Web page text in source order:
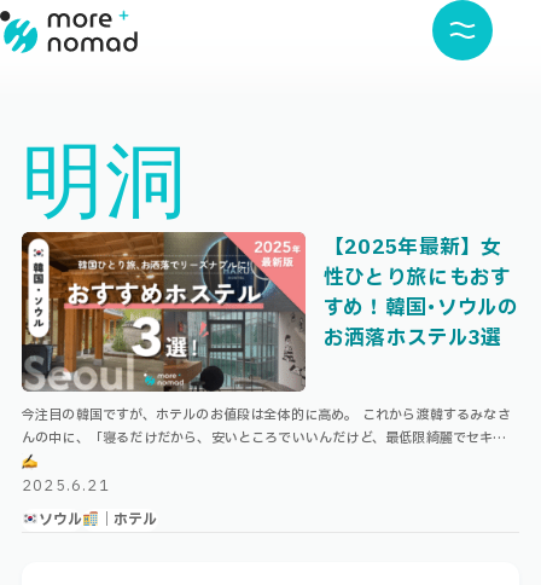
明洞
【2025年最新】女
性ひとり旅にもおす
すめ！韓国･ソウルの
お洒落ホステル3選
今注目の韓国ですが、ホテルのお値段は全体的に高め。 これから渡韓するみなさ
んの中に、「寝るだけだから、安いところでいいんだけど、最低限綺麗でセキュ
リティとロケーションは担保したい」と思っている方がいたら、今回の記事がお
役 …
2025.6.21
ソウル
｜ホテル